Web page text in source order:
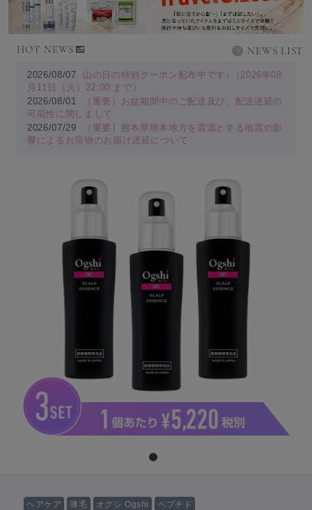
HOT NEWS NEWS LIST
2026/08/07
山の日の特別クーポン配布中です♪（2026年08
月11日（火）22:00 まで）
2026/08/01
［重要］お盆期間中のご配送及び、配送遅延の
可能性に関しまして
2026/07/29
［重要］熊本県熊本地方を震源とする地震の影
響によるお荷物のお届け遅延について
ヘアケア 薄毛 オグシ Ogshi ペプチド